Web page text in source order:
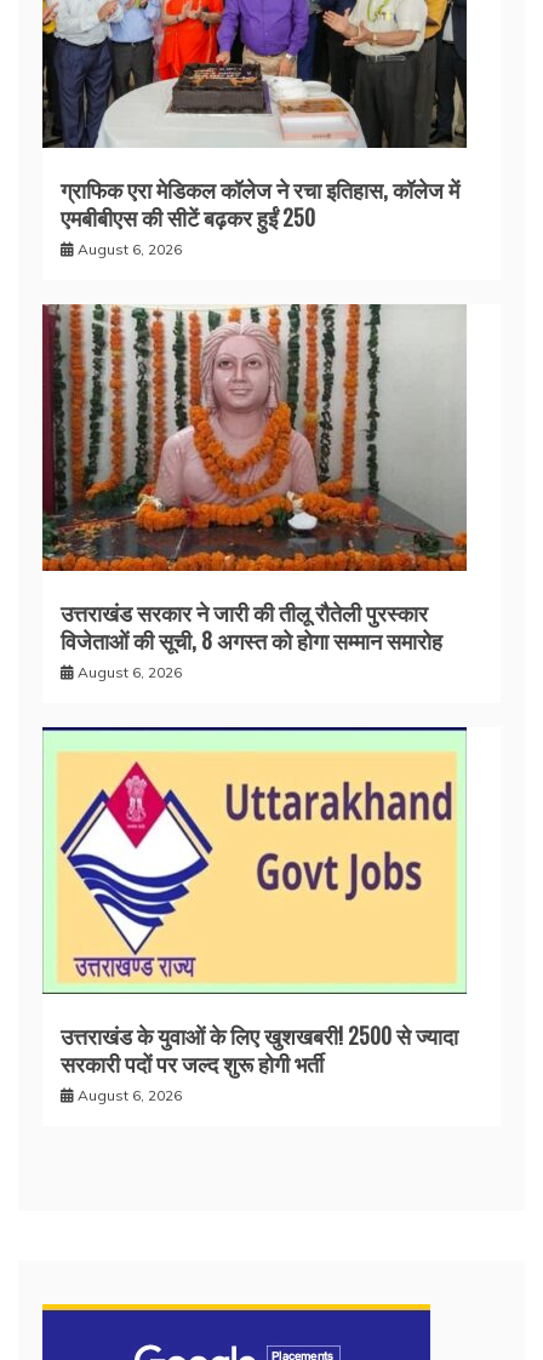
ग्राफिक एरा मेडिकल कॉलेज ने रचा इतिहास, कॉलेज में
एमबीबीएस की सीटें बढ़कर हुईं 250
August 6, 2026
उत्तराखंड सरकार ने जारी की तीलू रौतेली पुरस्कार
विजेताओं की सूची, 8 अगस्त को होगा सम्मान समारोह
August 6, 2026
उत्तराखंड के युवाओं के लिए खुशखबरी! 2500 से ज्यादा
सरकारी पदों पर जल्द शुरू होगी भर्ती
August 6, 2026